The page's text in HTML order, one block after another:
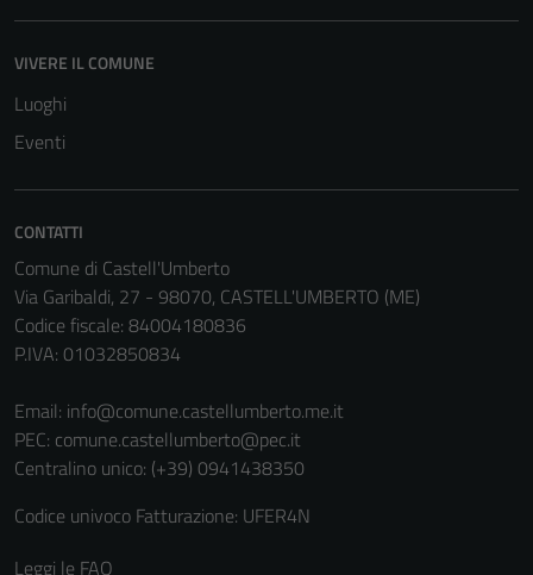
VIVERE IL COMUNE
Luoghi
Eventi
CONTATTI
Comune di Castell'Umberto
Via Garibaldi, 27 - 98070, CASTELL'UMBERTO (ME)
Codice fiscale: 84004180836
P.IVA: 01032850834
Email: info@comune.castellumberto.me.it
PEC: comune.castellumberto@pec.it
Centralino unico: (+39) 0941438350
Codice univoco Fatturazione: UFER4N
Leggi le FAQ
non raccolgono